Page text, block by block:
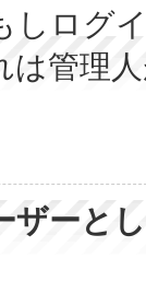
しログ
は管理
ザーと